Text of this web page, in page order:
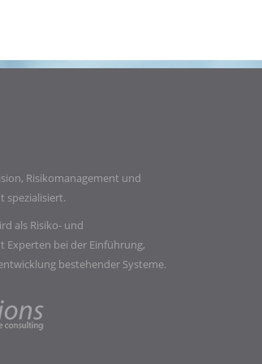
Risikomanagement und
spezialisiert.
als Risiko- und
Experten bei der Einführung,
bestehender Systeme.